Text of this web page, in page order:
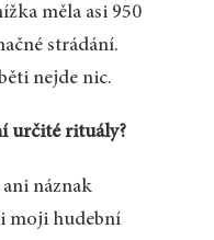
měla asi 950
strádání.
nejde nic.
určité rituály?
náznak
moji hudební